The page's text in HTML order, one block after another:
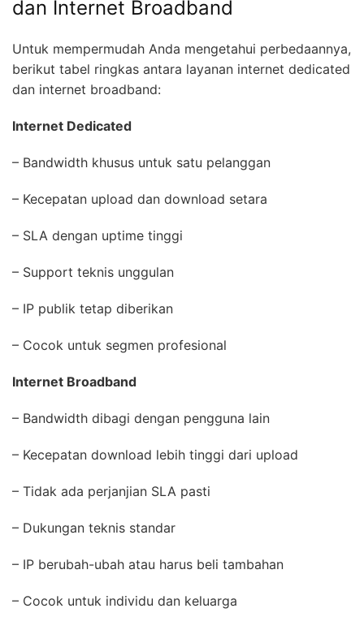
dan Internet Broadband
Untuk mempermudah Anda mengetahui perbedaannya,
berikut tabel ringkas antara layanan internet dedicated
dan internet broadband:
Internet Dedicated
– Bandwidth khusus untuk satu pelanggan
– Kecepatan upload dan download setara
– SLA dengan uptime tinggi
– Support teknis unggulan
– IP publik tetap diberikan
– Cocok untuk segmen profesional
Internet Broadband
– Bandwidth dibagi dengan pengguna lain
– Kecepatan download lebih tinggi dari upload
– Tidak ada perjanjian SLA pasti
– Dukungan teknis standar
– IP berubah-ubah atau harus beli tambahan
– Cocok untuk individu dan keluarga